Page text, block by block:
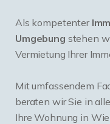
Als kompetenter
Umgebung stehen
Vermietung Ihrer
Mit umfassendem
beraten wir Sie in
Ihre Wohnung in